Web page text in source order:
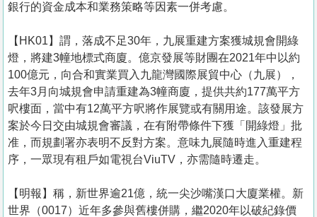
銀行的資金成本和業務策略等因素一併考慮。
【HK01】謂，落成不足30年，九展重建方案獲城規會開綠
燈，將建3幢地標式商廈。億京發展等財團在2021年中以約
100億元，向合和實業買入九龍灣國際展貿中心（九展），
去年3月向城規會申請重建為3幢商廈，提供共約177萬平方
呎樓面，當中有12萬平方呎將作展覽或有關用途。該發展方
案於今日交由城規會審議，在有附帶條件下獲「開綠燈」批
准，而規劃署亦表明不反對方案。意味九展隨時進入重建程
序，一眾現有租戶如電視台ViuTV，亦需隨時遷走。
【明報】稱，新世界逾21億，統一尖沙嘴漢口大廈業權。新
世界（0017）近年多參與舊樓併購，繼2020年以破紀錄價